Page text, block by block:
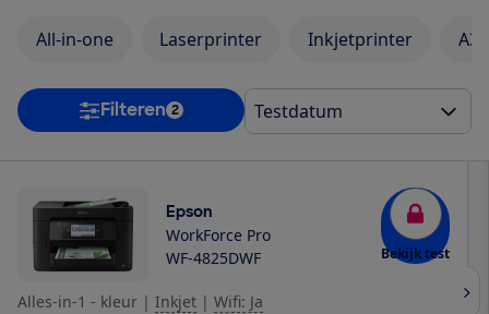
All-in-one Laserprinter Inkjetprinter
Filteren 2
Epson
WorkForce Pro
WF-4825DWF
Bekijk test
Alles-in-1 - kleur | Inkjet | Wifi: Ja